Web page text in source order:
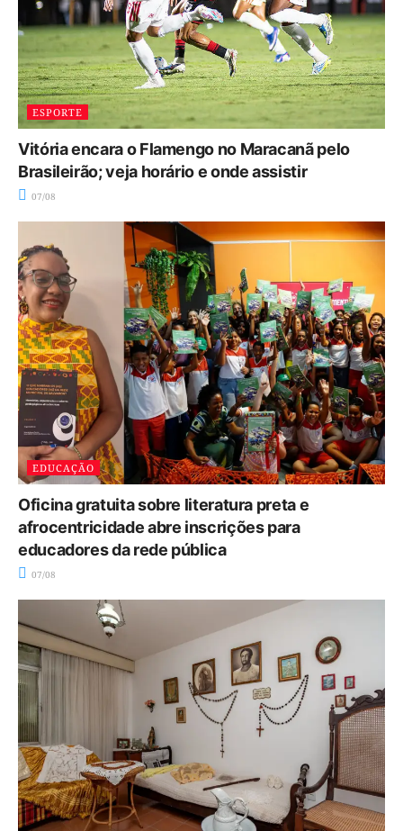
ESPORTE
Vitória encara o Flamengo no Maracanã pelo
Brasileirão; veja horário e onde assistir
07/08
EDUCAÇÃO
Oficina gratuita sobre literatura preta e
afrocentricidade abre inscrições para
educadores da rede pública
07/08